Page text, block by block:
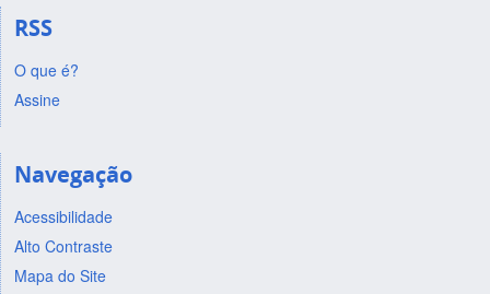
RSS
O que é?
Assine
Navegação
Acessibilidade
Alto Contraste
Mapa do Site